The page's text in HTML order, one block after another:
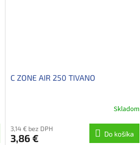
C ZONE AIR 250 TIVANO
Skladom
3,14 € bez DPH
3,86 € Do košíka